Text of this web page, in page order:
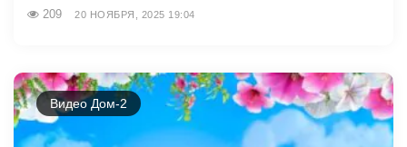
209 20 НОЯБРЯ, 2025 19:04
Видео Дом-2